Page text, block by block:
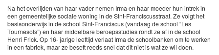
Na het overlijden van haar vader nemen Irma en haar moeder hun intrek in
een gemeentelijke sociale woning in de Sint-Franciscusstraat. Ze volgt het
basisonderwijs in de school Sint-Franciscus (vandaag de school “Les
Tournesols”) en haar middelbare beroepsstudies rondt ze af in de school
Henri Frick. Op 16- jarige leeftijd verlaat Irma de schoolbanken om te werken
in een fabriek, maar ze beseft reeds snel dat dit niet is wat ze wil doen.